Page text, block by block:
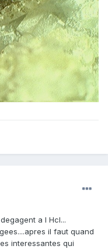
a l Hcl...
il faut quand
interessantes qui